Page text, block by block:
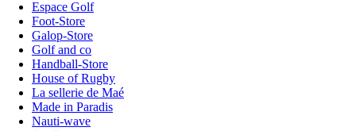
Espace Golf
Foot-Store
Galop-Store
Golf and co
Handball-Store
House of Rugby
La sellerie de Maé
Made in Paradis
Nauti-wave